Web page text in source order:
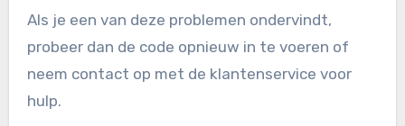
Als je een van deze problemen ondervindt,
probeer dan de code opnieuw in te voeren of
neem contact op met de klantenservice voor
hulp.